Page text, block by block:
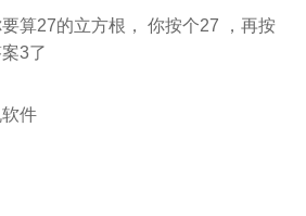
算27的立方根， 你按个27 ，再按
3了
件